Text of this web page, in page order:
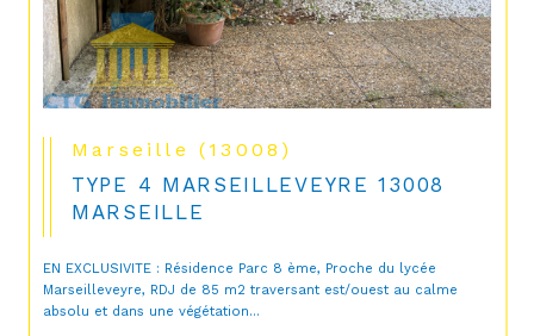
Marseille (13008)
TYPE 4 MARSEILLEVEYRE 13008
MARSEILLE
EN EXCLUSIVITE : Résidence Parc 8 ème, Proche du lycée
Marseilleveyre, RDJ de 85 m2 traversant est/ouest au calme
absolu et dans une végétation...